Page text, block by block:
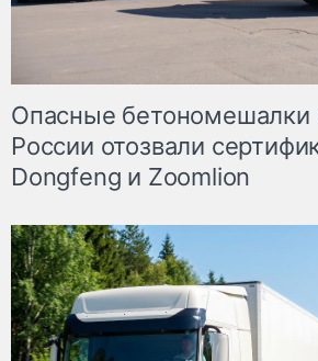
Опасные бетономешалки
России отозвали
Dongfeng и Zoomlion